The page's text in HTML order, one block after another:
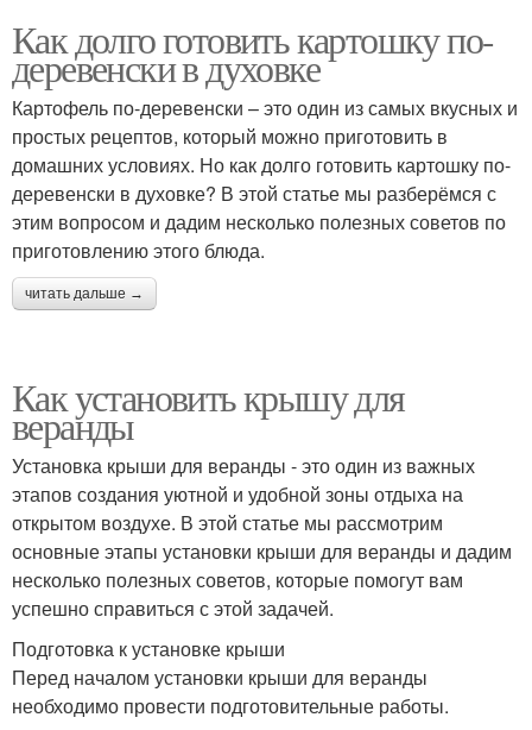
Как долго готовить картошку по-
деревенски в духовке
Картофель по-деревенски – это один из самых вкусных и
простых рецептов, который можно приготовить в
домашних условиях. Но как долго готовить картошку по-
деревенски в духовке? В этой статье мы разберёмся с
этим вопросом и дадим несколько полезных советов по
приготовлению этого блюда.
читать дальше →
Как установить крышу для
веранды
Установка крыши для веранды - это один из важных
этапов создания уютной и удобной зоны отдыха на
открытом воздухе. В этой статье мы рассмотрим
основные этапы установки крыши для веранды и дадим
несколько полезных советов, которые помогут вам
успешно справиться с этой задачей.
Подготовка к установке крыши
Перед началом установки крыши для веранды
необходимо провести подготовительные работы.